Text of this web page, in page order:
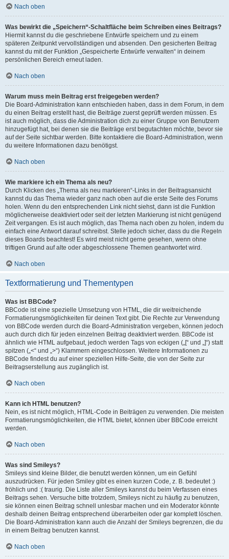
Nach oben
Was bewirkt die „Speichern“-Schaltfläche beim Schreiben eines Beitrags?
Hiermit kannst du die geschriebene Entwürfe speichern und zu einem
späteren Zeitpunkt vervollständigen und absenden. Den gesicherten Beitrag
kannst du mit der Funktion „Gespeicherte Entwürfe verwalten“ in deinem
persönlichen Bereich erneut laden.
Nach oben
Warum muss mein Beitrag erst freigegeben werden?
Die Board-Administration kann entschieden haben, dass in dem Forum, in dem
du einen Beitrag erstellt hast, die Beiträge zuerst geprüft werden müssen. Es
ist auch möglich, dass die Administration dich zu einer Gruppe von Benutzern
hinzugefügt hat, bei denen sie die Beiträge erst begutachten möchte, bevor sie
auf der Seite sichtbar werden. Bitte kontaktiere die Board-Administration, wenn
du weitere Informationen dazu benötigst.
Nach oben
Wie markiere ich ein Thema als neu?
Durch Klicken des „Thema als neu markieren“-Links in der Beitragsansicht
kannst du das Thema wieder ganz nach oben auf die erste Seite des Forums
holen. Wenn du den entsprechenden Link nicht siehst, dann ist die Funktion
möglicherweise deaktiviert oder seit der letzten Markierung ist nicht genügend
Zeit vergangen. Es ist auch möglich, das Thema nach oben zu holen, indem du
einfach eine Antwort darauf schreibst. Stelle jedoch sicher, dass du die Regeln
dieses Boards beachtest! Es wird meist nicht gerne gesehen, wenn ohne
triftigen Grund auf alte oder abgeschlossene Themen geantwortet wird.
Nach oben
Textformatierung und Thementypen
Was ist BBCode?
BBCode ist eine spezielle Umsetzung von HTML, die dir weitreichende
Formatierungsmöglichkeiten für deinen Text gibt. Die Rechte zur Verwendung
von BBCode werden durch die Board-Administration vergeben, können jedoch
auch durch dich für jeden einzelnen Beitrag deaktiviert werden. BBCode ist
ähnlich wie HTML aufgebaut, jedoch werden Tags von eckigen („[“ und „]“) statt
spitzen („<“ und „>“) Klammern eingeschlossen. Weitere Informationen zu
BBCode findest du auf einer speziellen Hilfe-Seite, die von der Seite zur
Beitragserstellung aus zugänglich ist.
Nach oben
Kann ich HTML benutzen?
Nein, es ist nicht möglich, HTML-Code in Beiträgen zu verwenden. Die meisten
Formatierungsmöglichkeiten, die HTML bietet, können über BBCode erreicht
werden.
Nach oben
Was sind Smileys?
Smileys sind kleine Bilder, die benutzt werden können, um ein Gefühl
auszudrücken. Für jeden Smiley gibt es einen kurzen Code, z. B. bedeutet :)
fröhlich und :( traurig. Die Liste aller Smileys kannst du beim Verfassen eines
Beitrags sehen. Versuche bitte trotzdem, Smileys nicht zu häufig zu benutzen,
sie können einen Beitrag schnell unlesbar machen und ein Moderator könnte
deshalb deinen Beitrag entsprechend überarbeiten oder gar komplett löschen.
Die Board-Administration kann auch die Anzahl der Smileys begrenzen, die du
in einem Beitrag benutzen kannst.
Nach oben